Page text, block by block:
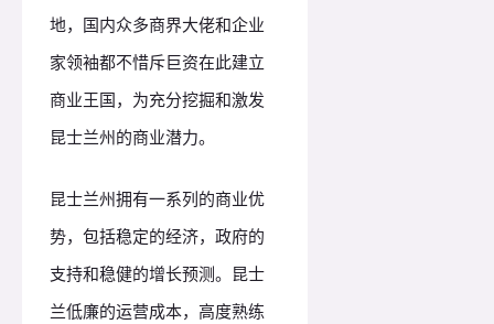
地，国内众多商界大佬和企业
家领袖都不惜斥巨资在此建立
商业王国，为充分挖掘和激发
昆士兰州的商业潜力。
昆士兰州拥有一系列的商业优
势，包括稳定的经济，政府的
支持和稳健的增长预测。昆士
兰低廉的运营成本，高度熟练